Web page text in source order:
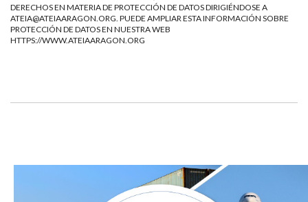
DERECHOS EN MATERIA DE PROTECCIÓN DE DATOS DIRIGIÉNDOSE A
ATEIA@ATEIAARAGON.ORG. PUEDE AMPLIAR ESTA INFORMACIÓN SOBRE
PROTECCIÓN DE DATOS EN NUESTRA WEB
HTTPS://WWW.ATEIAARAGON.ORG